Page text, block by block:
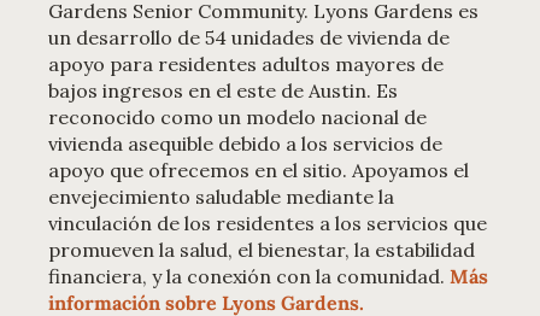
Gardens Senior Community. Lyons Gardens es
un desarrollo de 54 unidades de vivienda de
apoyo para residentes adultos mayores de
bajos ingresos en el este de Austin. Es
reconocido como un modelo nacional de
vivienda asequible debido a los servicios de
apoyo que ofrecemos en el sitio. Apoyamos el
envejecimiento saludable mediante la
vinculación de los residentes a los servicios que
promueven la salud, el bienestar, la estabilidad
financiera, y la conexión con la comunidad. Más
información sobre Lyons Gardens.